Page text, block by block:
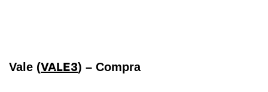
Vale (VALE3) – Compra